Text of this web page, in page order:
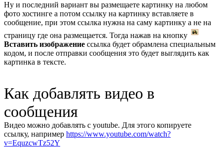
Ну и последний вариант вы размещаете картинку на любом
фото хостинге а потом ссылку на картинку вставляете в
сообщение, при этом ссылка нужна на саму картинку а не на
страницу где она размещается. Тогда нажав на кнопку
Вставить изображение ссылка будет обрамлена специальным
кодом, и после отправки сообщения это будет выглядить как
картинка в тексте.
Как добавлять видео в
сообщения
Видео можно добавлять с youtube. Для этого копируете
ссылку, например https://www.youtube.com/watch?
v=EquzcwTz52Y